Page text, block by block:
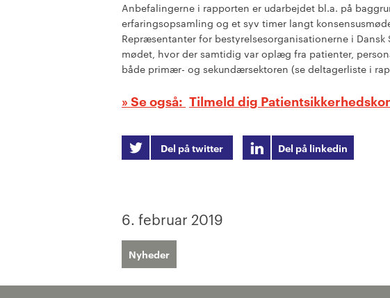
Anbefalingerne i rapporten er udarbejdet bl.a. på
erfaringsopsamling og et syv timer langt
Repræsentanter for bestyrelsesorganisationerne i
mødet, hvor der samtidig var oplæg fra patienter,
både primær- og sekundærsektoren (se deltagerliste i
Tilmeld dig
Del på twitter Del på linkedin
6. februar 2019
Nyheder